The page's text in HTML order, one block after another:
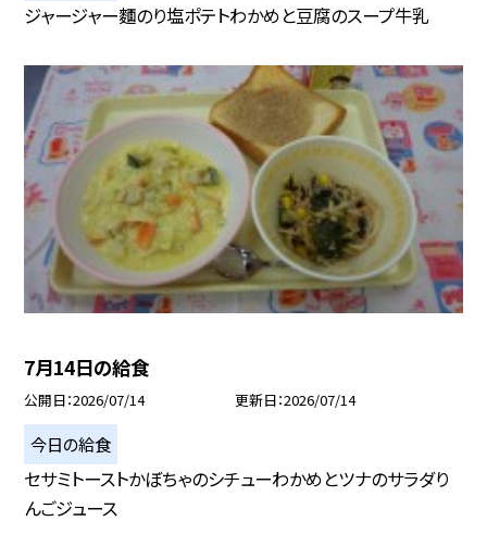
ジャージャー麵のり塩ポテトわかめと豆腐のスープ牛乳
7月14日の給食
公開日 2026/07/14 更新日 2026/07/14
今日の給食
セサミトーストかぼちゃのシチューわかめとツナのサラダり
んごジュース